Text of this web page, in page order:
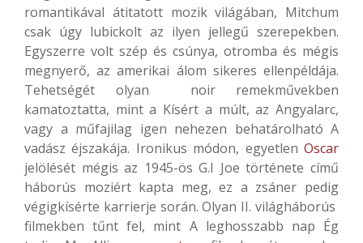
romantikával átitatott mozik világában, Mitchum
csak úgy lubickolt az ilyen jellegű szerepekben.
Egyszerre volt szép és csúnya, otromba és mégis
megnyerő, az amerikai álom sikeres ellenpéldája.
Tehetségét olyan noir remekművekben
kamatoztatta, mint a Kísért a múlt, az Angyalarc,
vagy a műfajilag igen nehezen behatárolható A
vadász éjszakája. Ironikus módon, egyetlen Oscar
jelölését mégis az 1945-ös G.I Joe története című
háborús moziért kapta meg, ez a zsáner pedig
végigkísérte karrierje során. Olyan II. világháborús
filmekben tűnt fel, mint A leghosszabb nap Ég